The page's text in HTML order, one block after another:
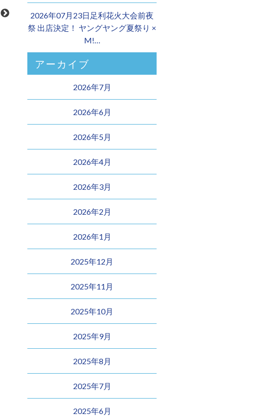
2026年07月23日足利花火大会前夜
祭 出店決定！ ヤングヤング夏祭り ×
M!…
アーカイブ
2026年7月
2026年6月
2026年5月
2026年4月
2026年3月
2026年2月
2026年1月
2025年12月
2025年11月
2025年10月
2025年9月
2025年8月
2025年7月
2025年6月